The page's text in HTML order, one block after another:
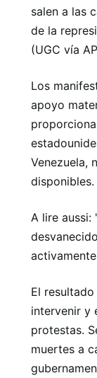
salen a las
de la
(UGC vía
Los
apoyo
Venezuela,
disponibles.
A lire aussi:
activamente
El
intervenir y
protestas.
muertes a